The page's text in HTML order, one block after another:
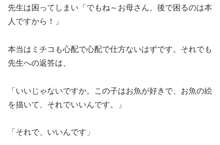
先生は困ってしまい「でもね～お母さん、後で困るのは本
人ですから！」
本当はミチコも心配で心配で仕方ないはずです。それでも
先生への返答は、
「いいじゃないですか。この子はお魚が好きで、お魚の絵
を描いて、それでいいんです。」
「それで、いいんです」